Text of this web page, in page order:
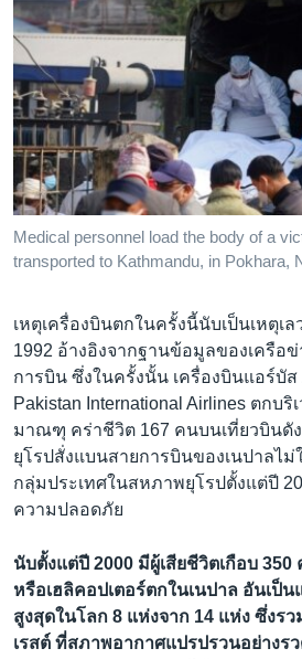
Medical personnel load the body of a
transported to Kathmandu, in Pokhara,
เหตุเครื่องบินตกในครั้งนี้นับเป็นเหตุเ
1992 อ้างอิงจากฐานข้อมูลของเครือ
การบิน ซึ่งในครั้งนั้น เครื่องบินแอร์บั
Pakistan International Airlines ตกบ
มาณฑุ คร่าชีวิต 167 คนบนเที่ยวบิน
ยุโรปสั่งแบนสายการบินของเนปาลไ
กลุ่มประเทศในสหภาพยุโรปตั้งแต่ปี
ความปลอดภัย
นับตั้งแต่ปี 2000 มีผู้เสียชีวิตเกือบ 350
หรือเฮลิคอปเตอร์ตกในเนปาล อันเป็น
สูงสุดในโลก 8 แห่งจาก 14 แห่ง ซึ่งรว
เรสต์ ที่สภาพอากาศแปรปรวนอย่างรว